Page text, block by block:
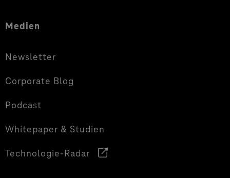
Medien
Newsletter
Corporate Blog
Podcast
Whitepaper & Studien
Technologie-Radar